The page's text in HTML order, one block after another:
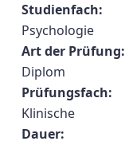
Studienfach:
Psychologie
Art der Prüfung:
Diplom
Prüfungsfach:
Klinische
Dauer: